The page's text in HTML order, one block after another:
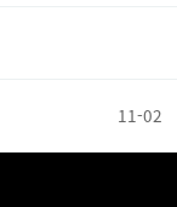
11-02